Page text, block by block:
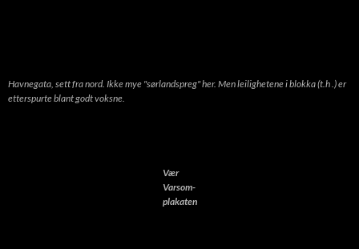
Havnegata, sett fra nord. Ikke mye "sørlandspreg" her. Men leilighetene i blokka (t.h .) er
etterspurte blant godt voksne.
Vær
Varsom-
plakaten